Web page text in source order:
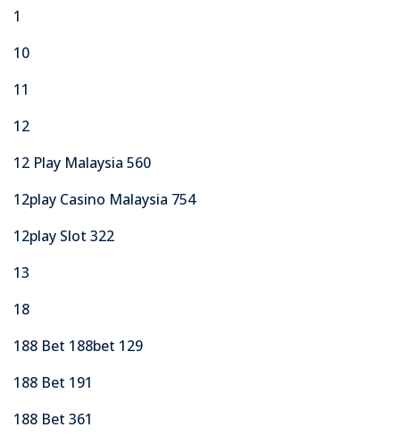
1
10
11
12
12 Play Malaysia 560
12play Casino Malaysia 754
12play Slot 322
13
18
188 Bet 188bet 129
188 Bet 191
188 Bet 361